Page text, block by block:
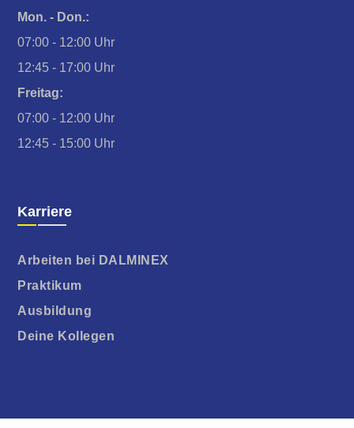
Mon. - Don.:
07:00 - 12:00 Uhr
12:45 - 17:00 Uhr
Freitag:
07:00 - 12:00 Uhr
12:45 - 15:00 Uhr
Karriere
Arbeiten bei DALMINEX
Praktikum
Ausbildung
Deine Kollegen